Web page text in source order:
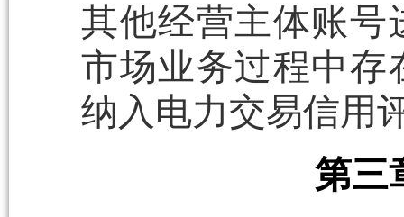
其他经营主体账号
市场业务过程中存
纳入电力交易信用
第三